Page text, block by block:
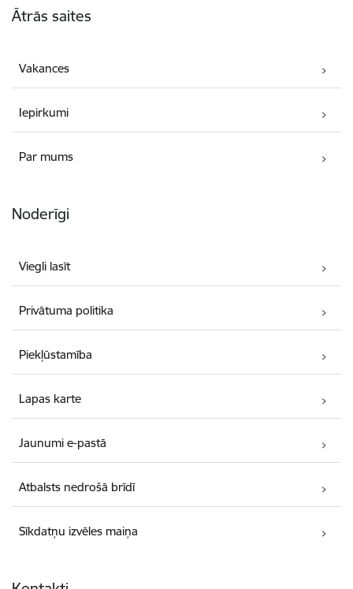
Ātrās saites
Vakances
Iepirkumi
Par mums
Noderīgi
Viegli lasīt
Privātuma politika
Piekļūstamība
Lapas karte
Jaunumi e-pastā
Atbalsts nedrošā brīdī
Sīkdatņu izvēles maiņa